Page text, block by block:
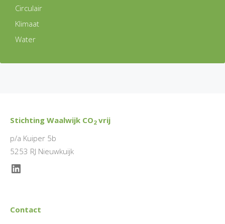
Circulair
Klimaat
Water
Stichting Waalwijk CO2vrij
p/a Kuiper 5b
5253 RJ Nieuwkuijk
LinkedIn
Contact